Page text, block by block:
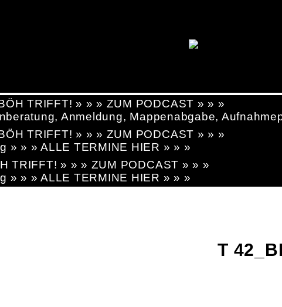
TRIFFT! » » » ZUM PODCAST » » »
Anmeldung, Mappenabgabe,
TRIFFT! » » » ZUM PODCAST » » »
» » » ALLE TERMINE HIER » » »
TRIFFT! » » » ZUM PODCAST » » »
» » » ALLE TERMINE HIER » » »
T